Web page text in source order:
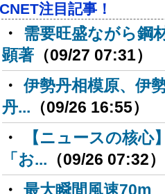
注目記事！
・
需要旺盛ながら鋼
顕著 （09/27 07:31）
・ 伊勢丹相模原、伊
丹... （09/26 16:55）
・
【ニュースの核
「お... （09/26 07:32）
・ 最大瞬間風速70m